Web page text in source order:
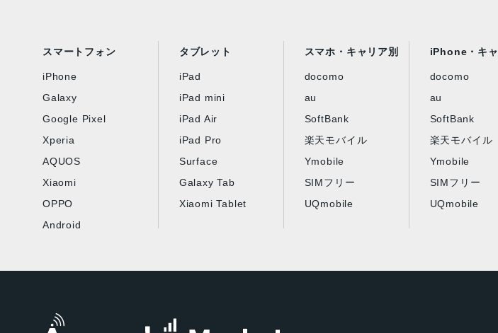
スマートフォン
iPhone
Galaxy
Google Pixel
Xperia
AQUOS
Xiaomi
OPPO
Android
タブレット
iPad
iPad mini
iPad Air
iPad Pro
Surface
Galaxy Tab
Xiaomi Tablet
スマホ・キャリア別
docomo
au
SoftBank
楽天モバイル
Ymobile
SIMフリー
UQmobile
iPhone・キャ
docomo
au
SoftBank
楽天モバイル
Ymobile
SIMフリー
UQmobile